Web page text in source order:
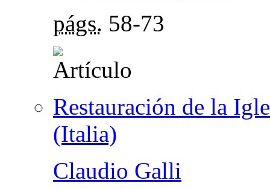
págs. 58-73
Restauración de la
(Italia)
Claudio Galli